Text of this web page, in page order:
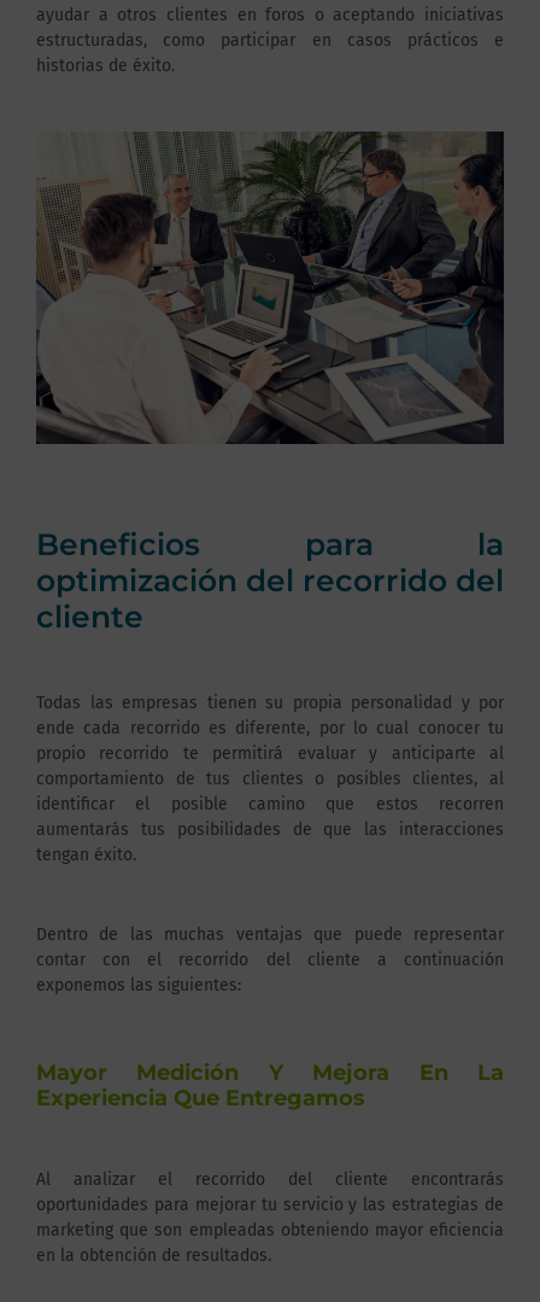
ayudar a otros clientes en foros o aceptando iniciativas
estructuradas, como participar en casos prácticos e
historias de éxito.
Beneficios para la
optimización del recorrido del
cliente
Todas las empresas tienen su propia personalidad y por
ende cada recorrido es diferente, por lo cual conocer tu
propio recorrido te permitirá evaluar y anticiparte al
comportamiento de tus clientes o posibles clientes, al
identificar el posible camino que estos recorren
aumentarás tus posibilidades de que las interacciones
tengan éxito.
Dentro de las muchas ventajas que puede representar
contar con el recorrido del cliente a continuación
exponemos las siguientes:
Mayor Medición Y Mejora En La
Experiencia Que Entregamos
Al analizar el recorrido del cliente encontrarás
oportunidades para mejorar tu servicio y las estrategias de
marketing que son empleadas obteniendo mayor eficiencia
en la obtención de resultados.